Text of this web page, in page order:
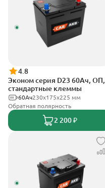
4.8
Эконом серия D23 60Ач, ОП,
стандартные клеммы
230x175x225 мм
60Ач
Обратная полярность
2 200 ₽